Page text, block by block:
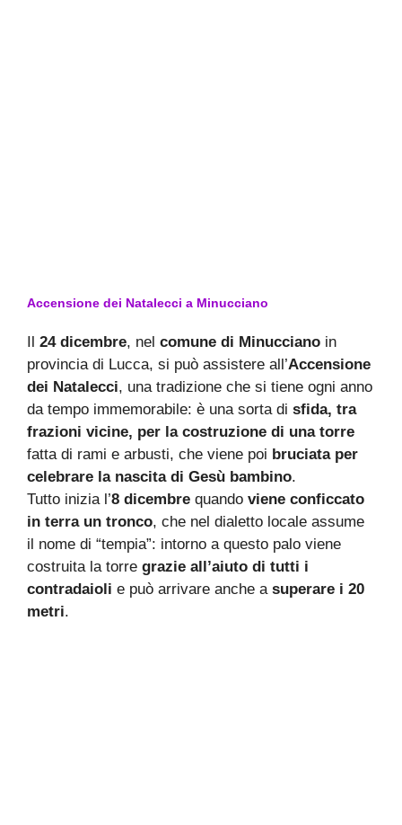
Accensione dei Natalecci a Minucciano
Il 24 dicembre, nel comune di Minucciano in
provincia di Lucca, si può assistere all’Accensione
dei Natalecci, una tradizione che si tiene ogni anno
da tempo immemorabile: è una sorta di sfida, tra
frazioni vicine, per la costruzione di una torre
fatta di rami e arbusti, che viene poi bruciata per
celebrare la nascita di Gesù bambino.
Tutto inizia l’8 dicembre quando viene conficcato
in terra un tronco, che nel dialetto locale assume
il nome di “tempia”: intorno a questo palo viene
costruita la torre grazie all’aiuto di tutti i
contradaioli e può arrivare anche a superare i 20
metri.